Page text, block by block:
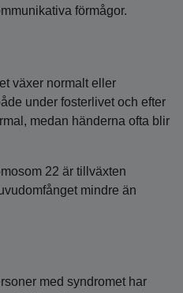
förmågor.
växer normalt eller
under fosterlivet och efter
medan händerna ofta blir
22 är tillväxten
mindre än
med syndromet har